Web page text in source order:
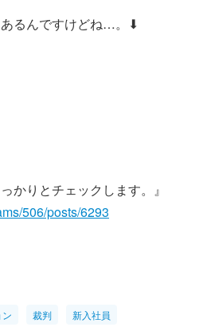
るんですけどね…。⬇︎
かりとチェックします。』
506/posts/6293
裁判 新入社員